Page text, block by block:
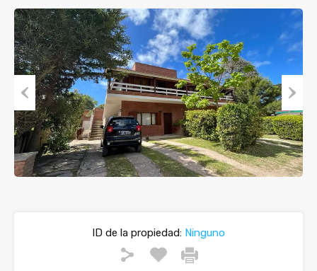
Previous Next
ID de la propiedad: Ninguno